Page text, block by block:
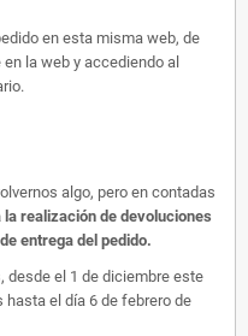
en esta misma web, de
la web y accediendo al
algo, pero en contadas
la realización de devoluciones
entrega del pedido.
desde el 1 de diciembre este
hasta el día 6 de febrero de